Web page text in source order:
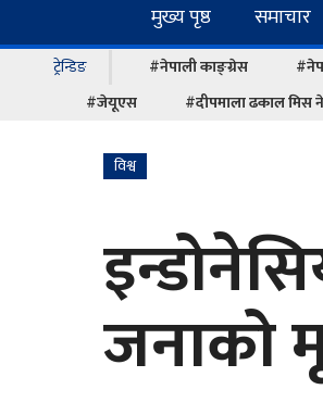
मुख्य पृष्ठ समाचार
ट्रेन्डिङ #नेपाली काङ्ग्रेस
#जेयूएस
#दीपमाला ढकाल मिस
विश्व
जनाको